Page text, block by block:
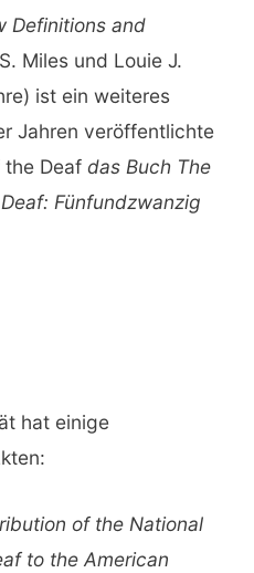
Definitions and
Miles und Louie J.
ist ein weiteres
Jahren veröffentlichte
the Deaf das Buch The
Fünfundzwanzig
hat einige
of the National
to the American